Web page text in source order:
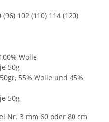
(96) 102 (110) 114 (120)
Wolle
50g
55% Wolle und 45%
50g
Nr. 3 mm 60 oder 80 cm